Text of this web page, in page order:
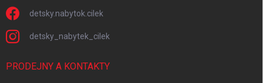
detsky.nabytok.cilek
detsky_nabytek_cilek
PRODEJNY A KONTAKTY